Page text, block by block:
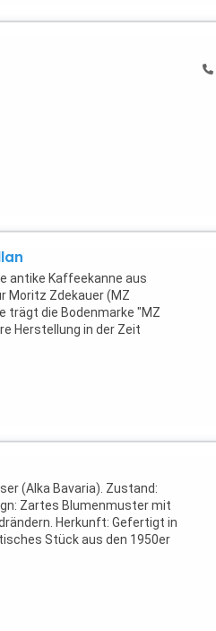
antike Kaffeekanne aus
Moritz Zdekauer (MZ
trägt die Bodenmarke "MZ
Herstellung in der Zeit
(Alka Bavaria). Zustand:
Zartes Blumenmuster mit
Herkunft: Gefertigt in
Stück aus den 1950er